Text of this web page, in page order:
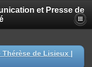
et Presse de
de Lisieux |